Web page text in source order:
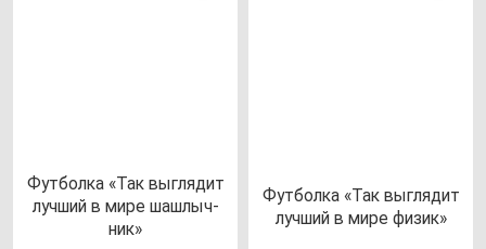
Фут­бол­ка «Так выг­ля­дит
луч­ший в ми­ре шаш­лыч­
ник»
Фут­бол­ка «Так выг­ля­дит
луч­ший в ми­ре фи­зик»